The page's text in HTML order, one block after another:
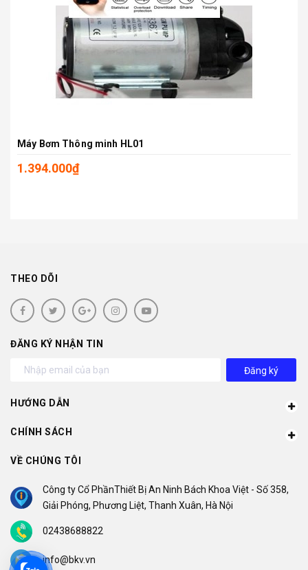
Máy Bơm Thông minh HL01
1.394.000₫
THEO DÕI
ĐĂNG KÝ NHẬN TIN
Đăng ký
HƯỚNG DẪN
CHÍNH SÁCH
VỀ CHÚNG TÔI
Công ty Cổ PhầnThiết Bị An Ninh Bách Khoa Việt - Số 358,
Giải Phóng, Phương Liệt, Thanh Xuân, Hà Nội
02438688822
info@bkv.vn